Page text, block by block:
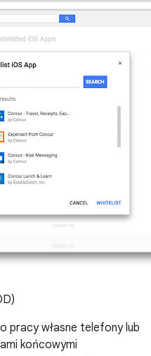
pracy własne telefony lub
końcowymi